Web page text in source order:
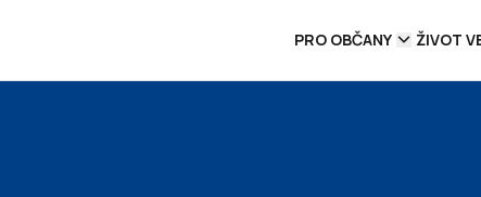
PRO OBČANY ŽIVOT